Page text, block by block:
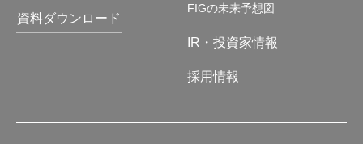
資料ダウンロード
FIGの未来予想図
IR・投資家情報
採用情報